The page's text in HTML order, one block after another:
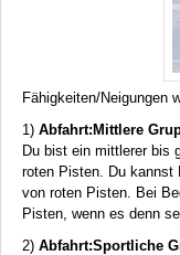
Fähigkeiten/Neigungen
1) Abfahrt:Mittlere
Du bist ein mittlerer bis
roten Pisten. Du kannst
von roten Pisten. Bei
Pisten, wenn es denn
2) Abfahrt:Sportliche